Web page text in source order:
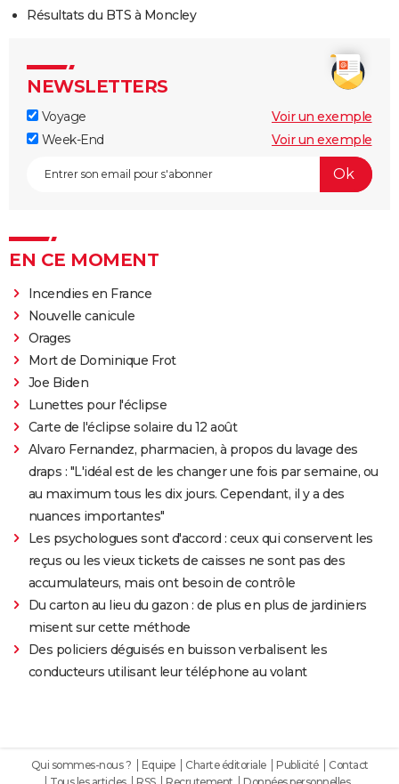
Résultats du BTS à Moncley
NEWSLETTERS
Voyage
Voir un exemple
Week-End
Voir un exemple
EN CE MOMENT
Incendies en France
Nouvelle canicule
Orages
Mort de Dominique Frot
Joe Biden
Lunettes pour l'éclipse
Carte de l'éclipse solaire du 12 août
Alvaro Fernandez, pharmacien, à propos du lavage des
draps : "L'idéal est de les changer une fois par semaine, ou
au maximum tous les dix jours. Cependant, il y a des
nuances importantes"
Les psychologues sont d'accord : ceux qui conservent les
reçus ou les vieux tickets de caisses ne sont pas des
accumulateurs, mais ont besoin de contrôle
Du carton au lieu du gazon : de plus en plus de jardiniers
misent sur cette méthode
Des policiers déguisés en buisson verbalisent les
conducteurs utilisant leur téléphone au volant
Qui sommes-nous ? Equipe Charte éditoriale Publicité
Contact